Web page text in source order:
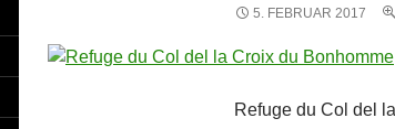
5. FEBRUAR 2017
Refuge du Col del